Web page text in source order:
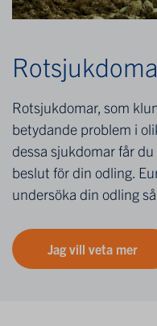
Rotsjukdomar, som
betydande problem i
dessa sjukdomar får
beslut för din odling.
undersöka din odling
Jag vill veta mer